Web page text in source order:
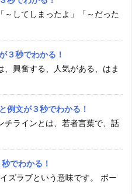
～してしまったよ」「～だった
３秒でわかる！
、興奮する、人気がある、はま
例文が３秒でわかる！
チラインとは、若者言葉で、話
でわかる！
ズラブという意味です。 ボー